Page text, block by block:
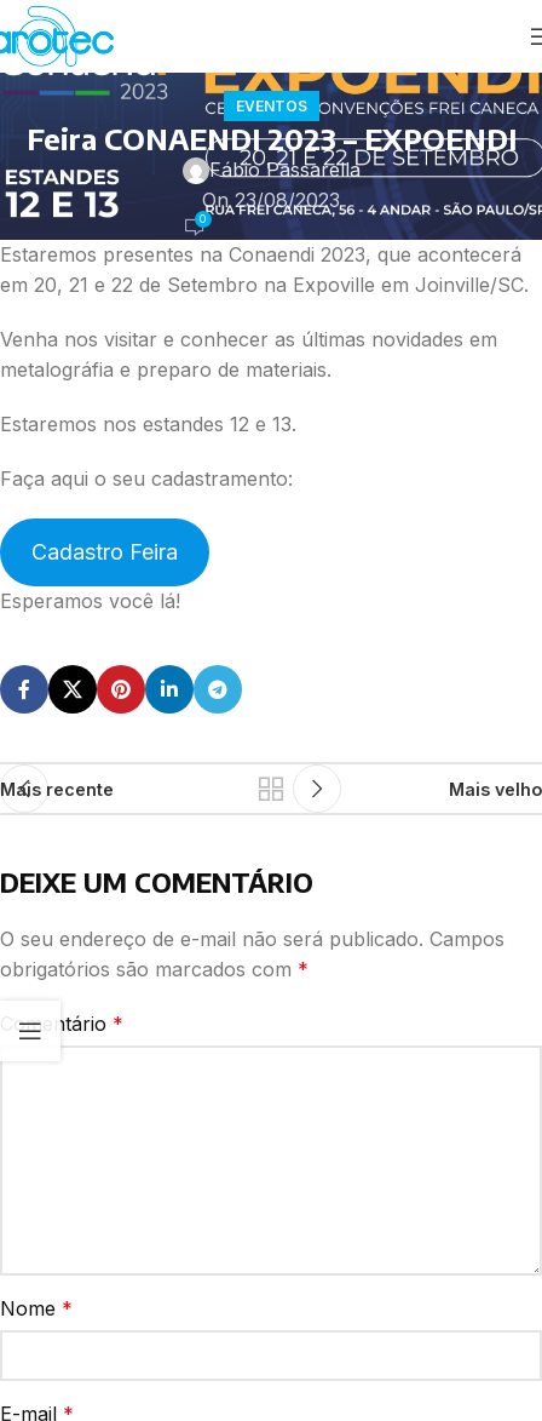
EVENTOS
Feira CONAENDI 2023 – EXPOENDI
Fábio Passarella
On 23/08/2023
0
Estaremos presentes na Conaendi 2023, que acontecerá
em 20, 21 e 22 de Setembro na Expoville em Joinville/SC.
Venha nos visitar e conhecer as últimas novidades em
metalográfia e preparo de materiais.
Estaremos nos estandes 12 e 13.
Faça aqui o seu cadastramento:
Cadastro Feira
Esperamos você lá!
Mais recente Mais velho
DEIXE UM COMENTÁRIO
O seu endereço de e-mail não será publicado. Campos
obrigatórios são marcados com *
Comentário *
Nome *
E-mail *